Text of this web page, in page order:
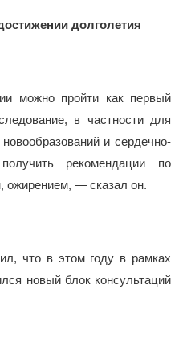
долголетия
можно пройти как первый
в частности для
и сердечно-
рекомендации по
ожирением, — сказал он.
что в этом году в рамках
новый блок консультаций